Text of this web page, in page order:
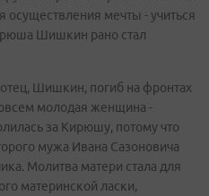
осуществления мечты - учиться
Шишкин рано стал
Шишкин, погиб на фронтах
молодая женщина -
за Кирюшу, потому что
мужа Ивана Сазоновича
Молитва матери стала для
материнской ласки,